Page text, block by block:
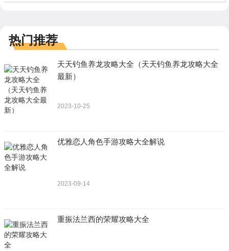
热门推荐
天天钓鱼养龙攻略大全（天天钓鱼养龙攻略大全
最新）
2023-10-25
优雅恋人角色手游攻略大全解说
2023-09-14
重振法兰西的荣耀攻略大全